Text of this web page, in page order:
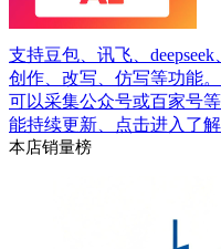
支持豆包、讯飞、
创作、改写、仿写等功能。
可以采集公众号或百家号
能持续更新、点击进入了解
本店销量榜